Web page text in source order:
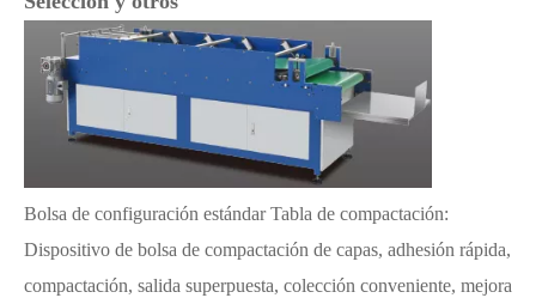
Bolsa de configuración estándar Tabla de compactación:
Dispositivo de bolsa de compactación de capas, adhesión rápida,
compactación, salida superpuesta, colección conveniente, mejora